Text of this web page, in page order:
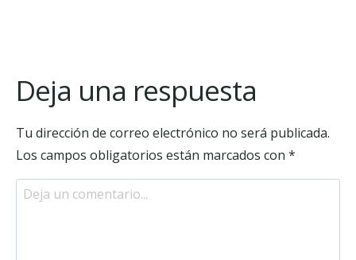
Deja una respuesta
Tu dirección de correo electrónico no será publicada.
Los campos obligatorios están marcados con *